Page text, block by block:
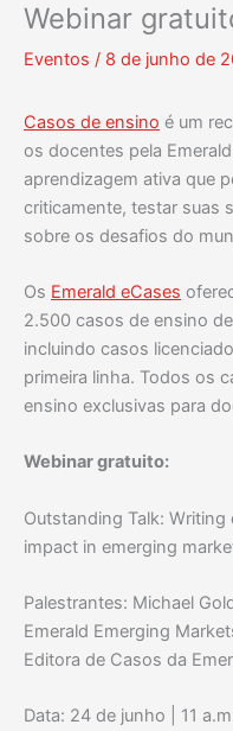
Webinar
Eventos / 8 de junho de
Casos de ensino é um
os docentes pela
aprendizagem ativa que
criticamente, testar suas
sobre os desafios do
Os Emerald eCases
2.500 casos de ensino
incluindo casos
primeira linha. Todos os
ensino exclusivas para
Webinar gratuito:
Outstanding Talk:
impact in emerging
Palestrantes: Michael
Emerald Emerging
Editora de Casos da
Data: 24 de junho | 11